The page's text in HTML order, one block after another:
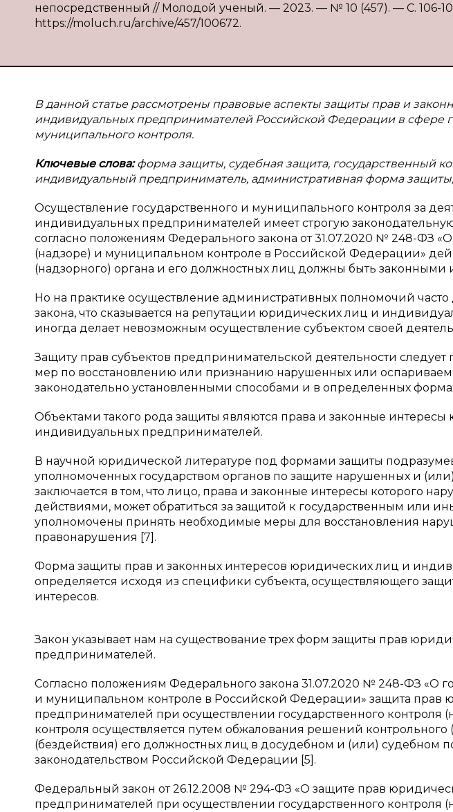
непосредственный // Молодой ученый. — 2023. — № 10 (457). — С. 106-
https://moluch.ru/archive/457/100672.
В данной статье рассмотрены правовые аспекты защиты прав и
индивидуальных предпринимателей Российской Федерации в сфере
муниципального контроля.
Ключевые слова:форма защиты, судебная защита, государственный
индивидуальный предприниматель, административная форма
Осуществление государственного и муниципального контроля за
индивидуальных предпринимателей имеет строгую
согласно положениям Федерального закона от 31.07.2020 № 248-ФЗ
(надзоре) и муниципальном контроле в Российской Федерации»
(надзорного) органа и его должностных лиц должны быть законными
Но на практике осуществление административных полномочий
закона, что сказывается на репутации юридических лиц и
иногда делает невозможным осуществление субъектом своей
Защиту прав субъектов предпринимательской деятельности
мер по восстановлению или признанию нарушенных или
законодательно установленными способами и в определенных
Объектами такого рода защиты являются права и законные
индивидуальных предпринимателей.
В научной юридической литературе под формами защиты
уполномоченных государством органов по защите нарушенных и
заключается в том, что лицо, права и законные интересы которого
действиями, может обратиться за защитой к государственным или
уполномочены принять необходимые меры для восстановления
правонарушения [7].
Форма защиты прав и законных интересов юридических лиц и
определяется исходя из специфики субъекта, осуществляющего
интересов.
Закон указывает нам на существование трех форм защиты прав
предпринимателей.
Согласно положениям Федерального закона 31.07.2020 № 248-ФЗ «О
и муниципальном контроле в Российской Федерации» защита прав
предпринимателей при осуществлении государственного контроля
контроля осуществляется путем обжалования решений контрольного
(бездействия) его должностных лиц в досудебном и (или) судебном
законодательством Российской Федерации [5].
Федеральный закон от 26.12.2008 № 294-ФЗ «О защите прав
предпринимателей при осуществлении государственного контроля